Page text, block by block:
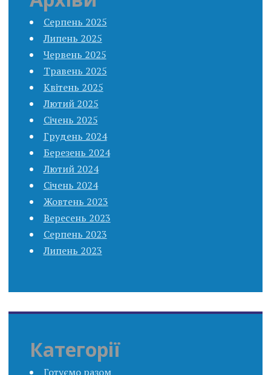
Серпень 2025
Липень 2025
Червень 2025
Травень 2025
Квітень 2025
Лютий 2025
Січень 2025
Грудень 2024
Березень 2024
Лютий 2024
Січень 2024
Жовтень 2023
Вересень 2023
Серпень 2023
Липень 2023
Категорії
Готуємо разом